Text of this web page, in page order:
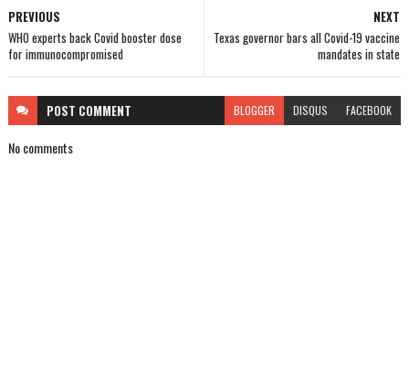
NEXT
Texas governor bars all Covid-19 vaccine
mandates in state
PREVIOUS
WHO experts back Covid booster dose
for immunocompromised
POST COMMENT BLOGGER DISQUS FACEBOOK
No comments